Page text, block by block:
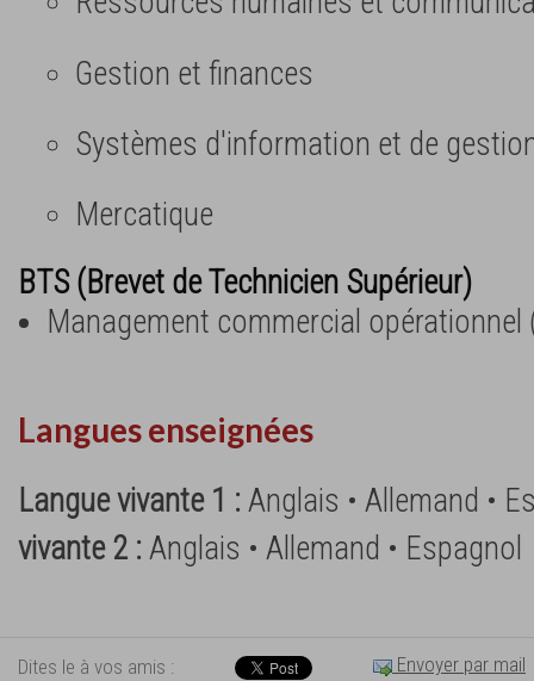
Gestion et finances
Systèmes d'information et de
Mercatique
BTS (Brevet de Technicien Supérieur)
Management commercial opérationnel
Langues enseignées
Langue vivante 1 :Anglais • Allemand •
vivante 2 :Anglais • Allemand • Espagnol
Dites le à vos amis : Envoyer par mail